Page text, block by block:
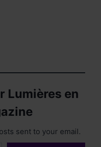
Lumières en
sent to your email.